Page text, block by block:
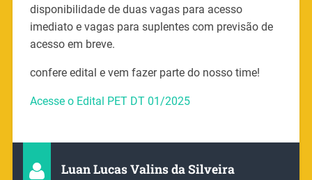
disponibilidade de duas vagas para acesso
imediato e vagas para suplentes com previsão de
acesso em breve.
confere edital e vem fazer parte do nosso time!
Acesse o Edital PET DT 01/2025
Luan Lucas Valins da Silveira